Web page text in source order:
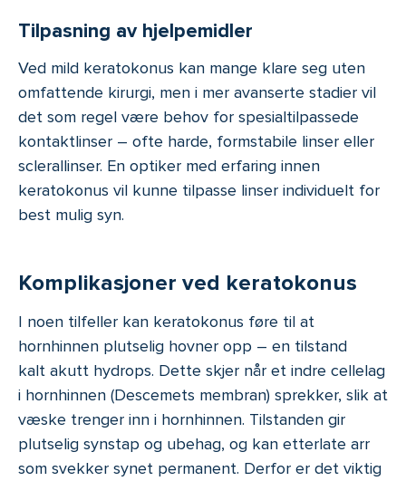
Tilpasning av hjelpemidler
Ved mild keratokonus kan mange klare seg uten
omfattende kirurgi, men i mer avanserte stadier vil
det som regel være behov for spesialtilpassede
kontaktlinser – ofte harde, formstabile linser eller
sclerallinser. En optiker med erfaring innen
keratokonus vil kunne tilpasse linser individuelt for
best mulig syn.
Komplikasjoner ved keratokonus
I noen tilfeller kan keratokonus føre til at
hornhinnen plutselig hovner opp – en tilstand
kalt akutt hydrops. Dette skjer når et indre cellelag
i hornhinnen (Descemets membran) sprekker, slik at
væske trenger inn i hornhinnen. Tilstanden gir
plutselig synstap og ubehag, og kan etterlate arr
som svekker synet permanent. Derfor er det viktig